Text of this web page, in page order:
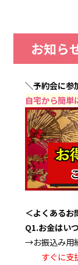
お知ら
＼予約会に参
自宅から簡単
＜よくあるお
Q1.お金はい
→お振込み用
すぐに支